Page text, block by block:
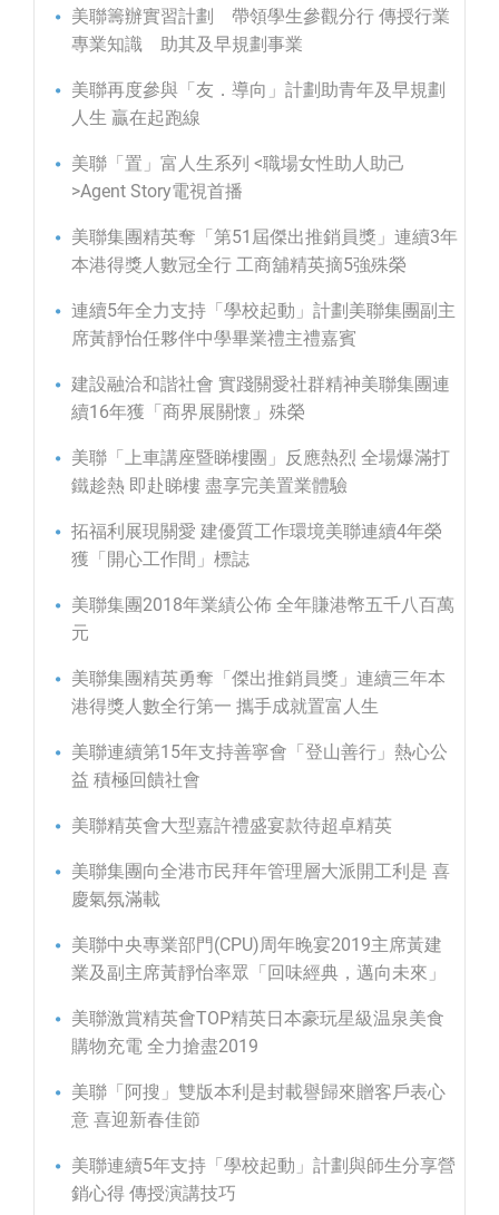
美聯籌辦實習計劃 帶領學生參觀分行 傳授行業
專業知識 助其及早規劃事業
美聯再度參與「友．導向」計劃助青年及早規劃
人生 贏在起跑線
美聯「置」富人生系列 <職場女性助人助己
>Agent Story電視首播
美聯集團精英奪「第51屆傑出推銷員獎」連續3年
本港得獎人數冠全行 工商舖精英摘5強殊榮
連續5年全力支持「學校起動」計劃美聯集團副主
席黃靜怡任夥伴中學畢業禮主禮嘉賓
建設融洽和諧社會 實踐關愛社群精神美聯集團連
續16年獲「商界展關懷」殊榮
美聯「上車講座暨睇樓團」反應熱烈 全場爆滿打
鐵趁熱 即赴睇樓 盡享完美置業體驗
拓福利展現關愛 建優質工作環境美聯連續4年榮
獲「開心工作間」標誌
美聯集團2018年業績公佈 全年賺港幣五千八百萬
元
美聯集團精英勇奪「傑出推銷員獎」連續三年本
港得獎人數全行第一 攜手成就置富人生
美聯連續第15年支持善寧會「登山善行」熱心公
益 積極回饋社會
美聯精英會大型嘉許禮盛宴款待超卓精英
美聯集團向全港市民拜年管理層大派開工利是 喜
慶氣氛滿載
美聯中央專業部門(CPU)周年晚宴2019主席黃建
業及副主席黃靜怡率眾「回味經典，邁向未來」
美聯激賞精英會TOP精英日本豪玩星級温泉美食
購物充電 全力搶盡2019
美聯「阿搜」雙版本利是封載譽歸來贈客戶表心
意 喜迎新春佳節
美聯連續5年支持「學校起動」計劃與師生分享營
銷心得 傳授演講技巧